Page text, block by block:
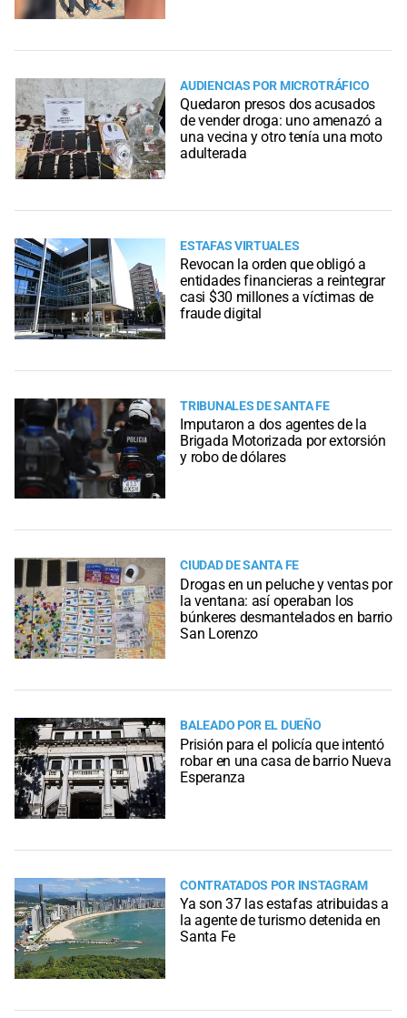
AUDIENCIAS POR MICROTRÁFICO
Quedaron presos dos acusados
de vender droga: uno amenazó a
una vecina y otro tenía una moto
adulterada
ESTAFAS VIRTUALES
Revocan la orden que obligó a
entidades financieras a reintegrar
casi $30 millones a víctimas de
fraude digital
TRIBUNALES DE SANTA FE
Imputaron a dos agentes de la
Brigada Motorizada por extorsión
y robo de dólares
CIUDAD DE SANTA FE
Drogas en un peluche y ventas por
la ventana: así operaban los
búnkeres desmantelados en barrio
San Lorenzo
BALEADO POR EL DUEÑO
Prisión para el policía que intentó
robar en una casa de barrio Nueva
Esperanza
CONTRATADOS POR INSTAGRAM
Ya son 37 las estafas atribuidas a
la agente de turismo detenida en
Santa Fe